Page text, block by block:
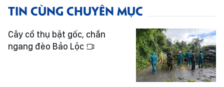
TIN CÙNG CHUYÊN MỤC
Cây cổ thụ bật gốc, chắn
ngang đèo Bảo Lộc